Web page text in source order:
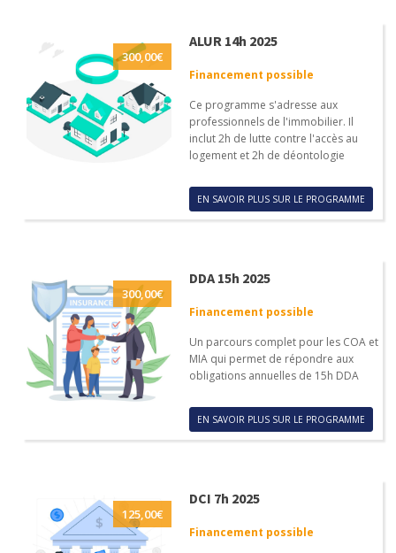
300,00€
ALUR 14h 2025
Financement possible
Ce programme s'adresse aux
professionnels de l'immobilier. Il
inclut 2h de lutte contre l'accès au
logement et 2h de déontologie
EN SAVOIR PLUS SUR LE PROGRAMME
300,00€
DDA 15h 2025
Financement possible
Un parcours complet pour les COA et
MIA qui permet de répondre aux
obligations annuelles de 15h DDA
EN SAVOIR PLUS SUR LE PROGRAMME
125,00€
DCI 7h 2025
Financement possible